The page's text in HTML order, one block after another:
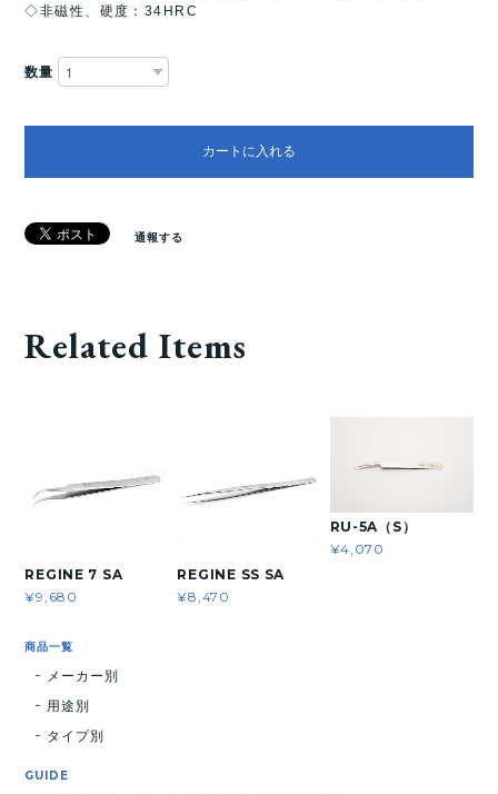
◇非磁性、硬度：34HRC
数量
カートに入れる
通報する
Related Items
REGINE 7 SA
¥9,680
REGINE SS SA
¥8,470
RU-5A（S）
¥4,070
商品一覧
メーカー別
用途別
タイプ別
GUIDE